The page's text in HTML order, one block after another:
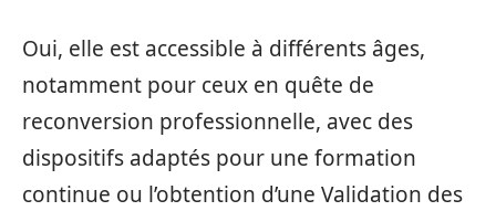
Oui, elle est accessible à différents âges,
notamment pour ceux en quête de
reconversion professionnelle, avec des
dispositifs adaptés pour une formation
continue ou l’obtention d’une Validation des